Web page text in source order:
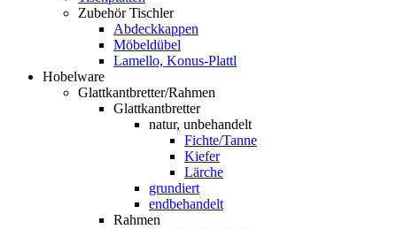
Zubehör Tischler
Abdeckkappen
Möbeldübel
Lamello, Konus-Plattl
Hobelware
Glattkantbretter/Rahmen
Glattkantbretter
natur, unbehandelt
Fichte/Tanne
Kiefer
Lärche
grundiert
endbehandelt
Rahmen